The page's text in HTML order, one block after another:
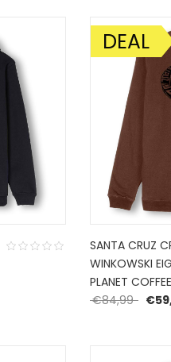
was: €84,99.
AANBIEDING!
DEAL
SANTA CRUZ
WINKOWSKI
PLANET COFFEE
€84,99 €